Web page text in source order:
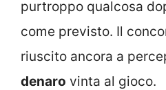
purtroppo qualcosa
come previsto. Il
riuscito ancora a
denaro vinta al gioco.